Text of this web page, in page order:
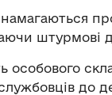
штурмові
особового
до